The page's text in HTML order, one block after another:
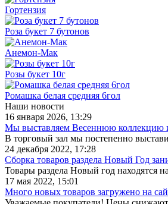
Гортензия
Роза букет 7 бутонов
Анемон-Мак
Розы букет 10г
Ромашка белая средняя 6гол
Наши новости
16 января 2026, 13:29
Мы выставляем Весеннюю коллекцию
В торговый зал мы постепенно
24 декабря 2022, 17:28
Сборка товаров раздела Новый Год
Товары раздела Новый год находятся
17 мая 2022, 15:01
Много новых товаров загружено на